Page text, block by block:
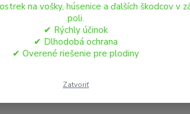
Hospodárske zvieratá
na vošky, húsenice a ďalších škodcov v
poli.
✔ Rýchly účinok
✔ Dlhodobá ochrana
✔ Overené riešenie pre plodiny
Zatvoriť